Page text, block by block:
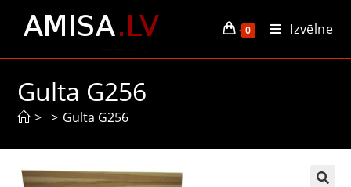
0 Izvēlne
Gulta G256
> > Gulta G256